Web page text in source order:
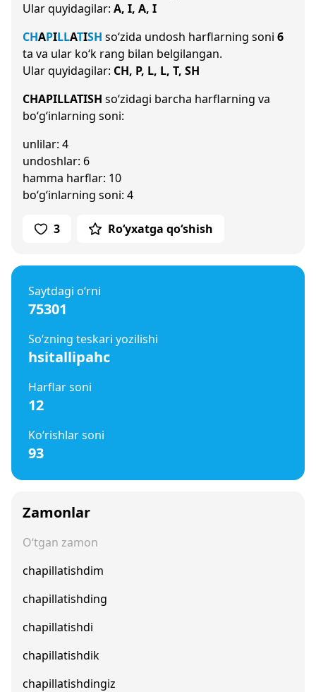
Ular quyidagilar: A, I, A, I
CHAPILLATISH so‘zida undosh harflarning soni 6
ta va ular ko‘k rang bilan belgilangan.
Ular quyidagilar: CH, P, L, L, T, SH
CHAPILLATISH so‘zidagi barcha harflarning va
bo‘g‘inlarning soni:
unlilar: 4
undoshlar: 6
hamma harflar: 10
bo‘g‘inlarning soni: 4
3 Ro‘yxatga qo‘shish
Saytdagi o‘rni
75301
So‘zning teskari yozilishi
hsitallipahc
Harflar soni
12
Ko‘rishlar soni
93
Zamonlar
O‘tgan zamon
chapillatishdim
chapillatishding
chapillatishdi
chapillatishdik
chapillatishdingiz